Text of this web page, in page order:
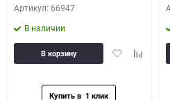
Артикул: 66947
В наличии
ДобавитьДобавить
В корзину